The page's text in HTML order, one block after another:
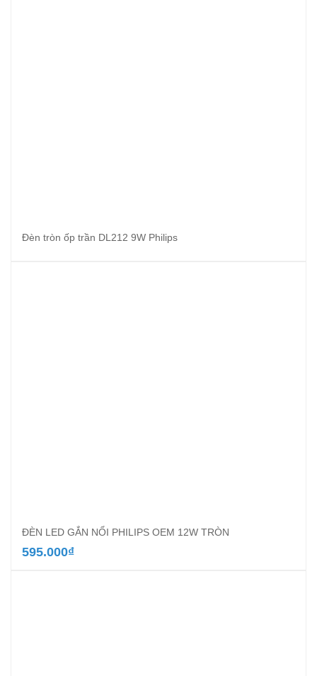
Đèn tròn ốp trần DL212 9W Philips
ĐÈN LED GẮN NỔI PHILIPS OEM 12W TRÒN
595.000₫